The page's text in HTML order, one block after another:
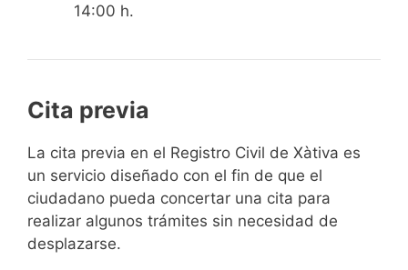
14:00 h.
Cita previa
​​​​​​​​​​​​​​​​​​​​​​​​​​​​La cita previa en el Registro Civil de Xàtiva es
un servicio diseñado con el fin de que el
ciudadano pueda concertar una cita para
realizar algunos trámites sin necesidad de
desplazarse.​